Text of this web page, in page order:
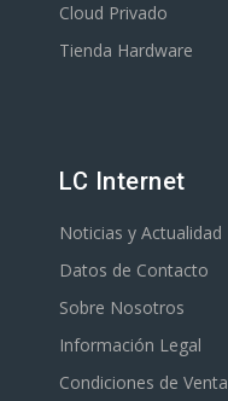
Cloud Privado
Tienda Hardware
LC Internet
Noticias y Actualidad
Datos de Contacto
Sobre Nosotros
Información Legal
Condiciones de Venta